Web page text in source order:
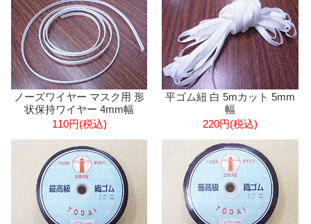
ノーズワイヤー マスク用 形
状保持ワイヤー 4mm幅
110円(税込)
平ゴム紐 白 5mカット 5mm
幅
220円(税込)